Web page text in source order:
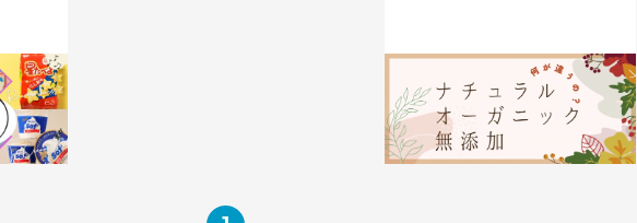
デザイ
パッケー
化粧品のパッケージデザインにおいて
重要 ナチュラル・オーガニック・無添
加の違いを徹底解説
2023.10.27 知識 / ノウハウ